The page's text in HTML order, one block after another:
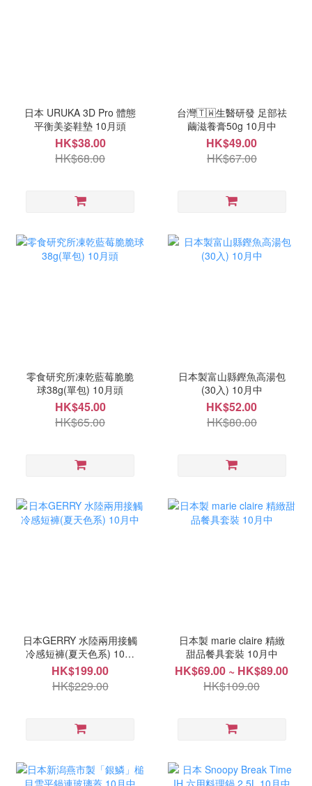
日本 URUKA 3D Pro 體態
平衡美姿鞋墊 10月頭
HK$38.00
HK$68.00
台灣🇹🇼生醫研發 足部祛
繭滋養膏50g 10月中
HK$49.00
HK$67.00
零食研究所凍乾藍莓脆脆
球38g(單包) 10月頭
HK$45.00
HK$65.00
日本製富山縣鏗魚高湯包
(30入) 10月中
HK$52.00
HK$80.00
日本GERRY 水陸兩用接觸
冷感短褲(夏天色系) 10月
中
HK$199.00
HK$229.00
日本製 marie claire 精緻
甜品餐具套裝 10月中
HK$69.00 ~ HK$89.00
HK$109.00